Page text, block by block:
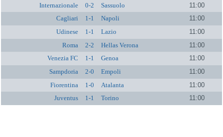
Internazionale
0-2 Sassuolo
11:00
Cagliari
1-1 Napoli
11:00
Udinese
1-1 Lazio
11:00
Roma
2-2 Hellas Verona
11:00
Venezia FC
1-1 Genoa
11:00
Sampdoria
2-0 Empoli
11:00
Fiorentina
1-0 Atalanta
11:00
Juventus
1-1 Torino 11:00